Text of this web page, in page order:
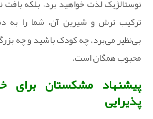
نوستالژیک لذت خواهید برد، بلکه بافت
ترکیب ترش و شیرین آن، شما را به
بی‌نظیر می‌برد. چه کودک باشید و چه
محبوب همگان است.
پیشنهاد مشکستان برای
پذیرایی